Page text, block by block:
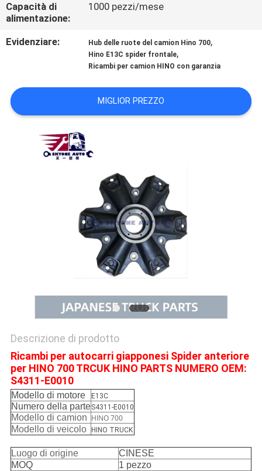
RICHIEDA
UNA
MAPPA
DEL
Capacità di
alimentazione:
1000 pezzi/mese
Evidenziare: Hub delle ruote del camion Hino 700,
Hino E13C spider frontale,
Ricambi per camion HINO con garanzia
MIGLIOR PREZZO
Descrizione di prodotto
Ricambi per autocarri giapponesi Spider anteriore
per HINO 700 TRCUK HINO PARTS NUMERO OEM:
S4311-E0010
Modello di motore E13C
Numero della parteS4311-E0010
Modello di camion HINO 700
Modello di veicolo
HINO TRUCK
Luogo di origine
CINESE
MOQ
1 pezzo